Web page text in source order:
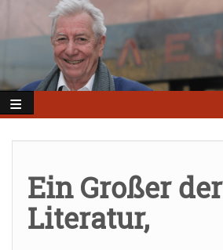
Inhalt
Ein Großer der
Literatur,